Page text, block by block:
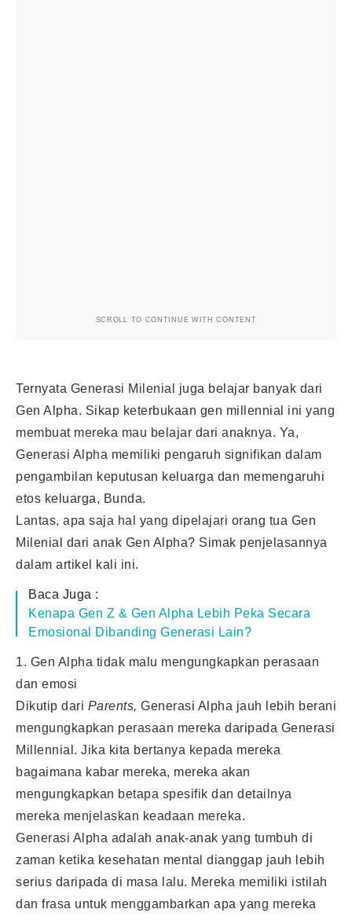
SCROLL TO CONTINUE WITH CONTENT
Ternyata Generasi Milenial juga belajar banyak dari
Gen Alpha. Sikap keterbukaan gen millennial ini yang
membuat mereka mau belajar dari anaknya. Ya,
Generasi Alpha memiliki pengaruh signifikan dalam
pengambilan keputusan keluarga dan memengaruhi
etos keluarga, Bunda.
Lantas, apa saja hal yang dipelajari orang tua Gen
Milenial dari anak Gen Alpha? Simak penjelasannya
dalam artikel kali ini.
Baca Juga :
Kenapa Gen Z & Gen Alpha Lebih Peka Secara
Emosional Dibanding Generasi Lain?
1. Gen Alpha tidak malu mengungkapkan perasaan
dan emosi
Dikutip dari Parents, Generasi Alpha jauh lebih berani
mengungkapkan perasaan mereka daripada Generasi
Millennial. Jika kita bertanya kepada mereka
bagaimana kabar mereka, mereka akan
mengungkapkan betapa spesifik dan detailnya
mereka menjelaskan keadaan mereka.
Generasi Alpha adalah anak-anak yang tumbuh di
zaman ketika kesehatan mental dianggap jauh lebih
serius daripada di masa lalu. Mereka memiliki istilah
dan frasa untuk menggambarkan apa yang mereka